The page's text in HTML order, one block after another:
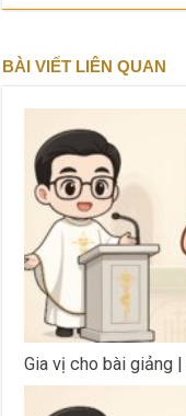
BÀI VIẾT LIÊN QUAN
Gia vị cho bài giảng